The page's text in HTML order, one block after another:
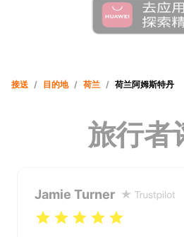
接送 / 目的地 / 荷兰 / 荷兰阿姆斯特丹
旅行者
Jamie Turner